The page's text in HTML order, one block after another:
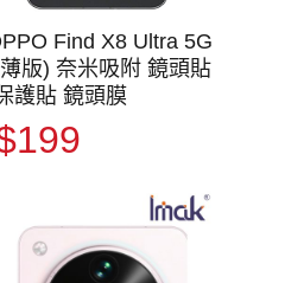
Find X8 Ultra 5G
版) 奈米吸附 鏡頭貼
護貼 鏡頭膜